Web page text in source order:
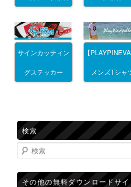
サインカッティン
グステッカー
【
メンズTシャ
検索
検索
その他の無料ダウンロードサイ